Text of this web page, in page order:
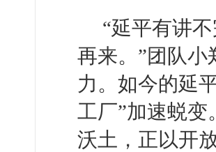
“延平有讲
再来。”团队
力。如今的延
工厂”加速蜕
沃土，正以开